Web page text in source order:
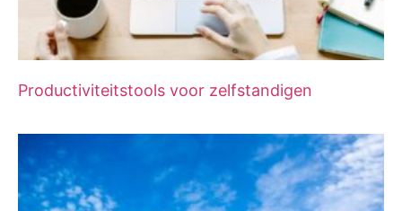
Productiviteitstools voor zelfstandigen